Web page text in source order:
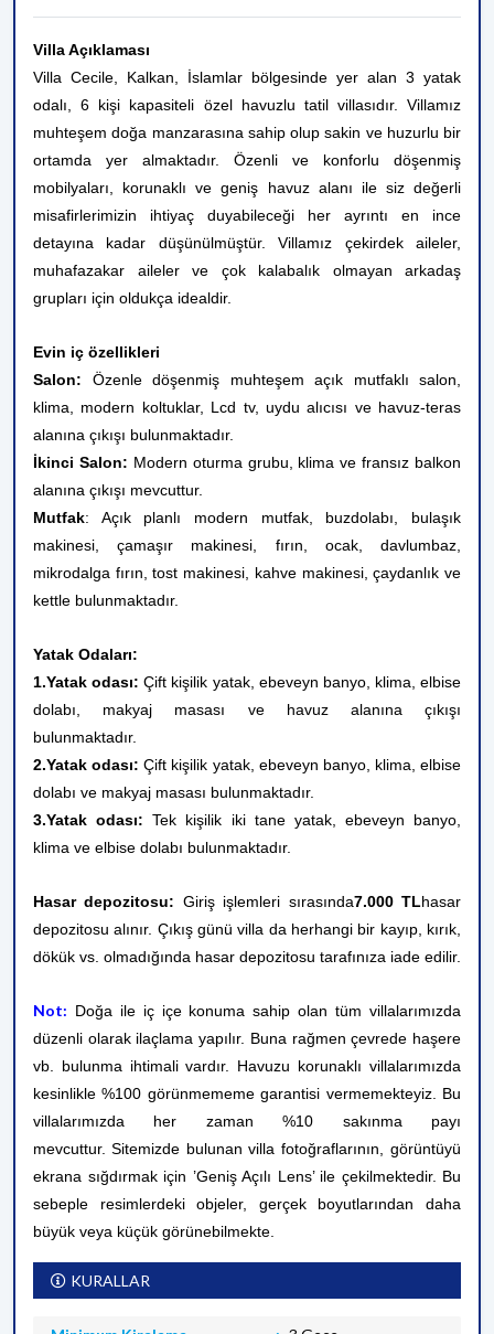
Villa Açıklaması
Villa Cecile, Kalkan, İslamlar bölgesinde yer alan 3 yatak
odalı, 6 kişi kapasiteli özel havuzlu tatil villasıdır. Villamız
muhteşem doğa manzarasına sahip olup sakin ve huzurlu bir
ortamda yer almaktadır. Özenli ve konforlu döşenmiş
mobilyaları, korunaklı ve geniş havuz alanı ile siz değerli
misafirlerimizin ihtiyaç duyabileceği her ayrıntı en ince
detayına kadar düşünülmüştür. Villamız çekirdek aileler,
muhafazakar aileler ve çok kalabalık olmayan arkadaş
grupları için oldukça idealdir.
Evin iç özellikleri
Salon: Özenle döşenmiş muhteşem açık mutfaklı salon,
klima, modern koltuklar, Lcd tv, uydu alıcısı ve havuz-teras
alanına çıkışı bulunmaktadır.
İkinci Salon: Modern oturma grubu, klima ve fransız balkon
alanına çıkışı mevcuttur.
Mutfak: Açık planlı modern mutfak, buzdolabı, bulaşık
makinesi, çamaşır makinesi, fırın, ocak, davlumbaz,
mikrodalga fırın, tost makinesi, kahve makinesi, çaydanlık ve
kettle bulunmaktadır.
Yatak Odaları:
1.Yatak odası:Çift kişilik yatak, ebeveyn banyo, klima, elbise
dolabı, makyaj masası ve havuz alanına çıkışı
bulunmaktadır.
2.Yatak odası:Çift kişilik yatak, ebeveyn banyo, klima, elbise
dolabı ve makyaj masası bulunmaktadır.
3.Yatak odası: Tek kişilik iki tane yatak, ebeveyn banyo,
klima ve elbise dolabı bulunmaktadır.
Hasar depozitosu: Giriş işlemleri sırasında7.000 TLhasar
depozitosu alınır. Çıkış günü villa da herhangi bir kayıp, kırık,
dökük vs. olmadığında hasar depozitosu tarafınıza iade edilir.
Not: Doğa ile iç içe konuma sahip olan tüm villalarımızda
düzenli olarak ilaçlama yapılır. Buna rağmen çevrede haşere
vb. bulunma ihtimali vardır. Havuzu korunaklı villalarımızda
kesinlikle %100 görünmememe garantisi vermemekteyiz. Bu
villalarımızda her zaman %10 sakınma payı
mevcuttur. Sitemizde bulunan villa fotoğraflarının, görüntüyü
ekrana sığdırmak için ’Geniş Açılı Lens’ ile çekilmektedir. Bu
sebeple resimlerdeki objeler, gerçek boyutlarından daha
büyük veya küçük görünebilmekte.
KURALLAR